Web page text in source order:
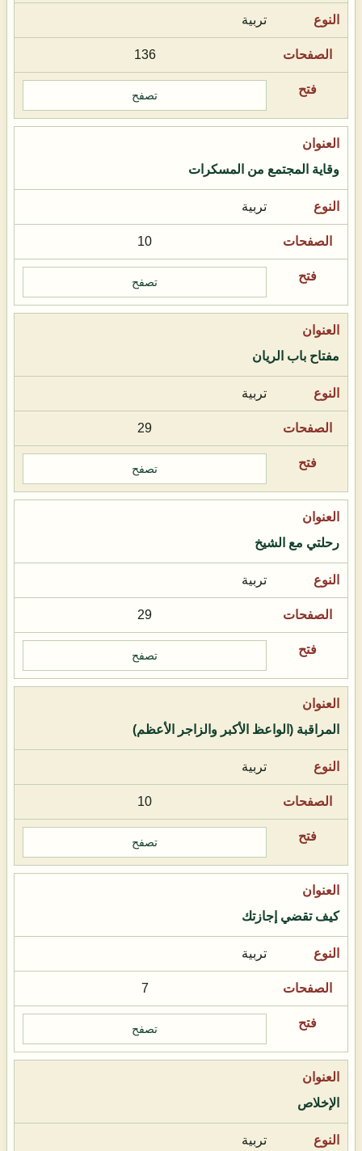
تربية
136
تصفح
وقاية المجتمع من المسكرات
تربية
10
تصفح
مفتاح باب الريان
تربية
29
تصفح
رحلتي مع الشيخ
تربية
29
تصفح
المراقبة (الواعظ الأكبر والزاجر الأعظم)
تربية
10
تصفح
كيف تقضي إجازتك
تربية
7
تصفح
الإخلاص
تربية